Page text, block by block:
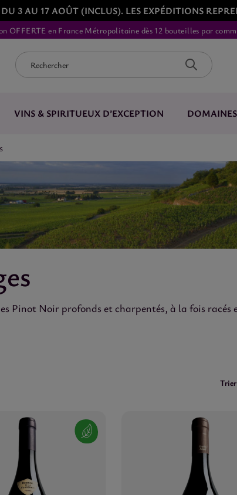
3 AU 17 AOÛT (INCLUS). LES EXPÉDITIONS
OFFERTE en France Métropolitaine dès 12 bouteilles par
VINS & SPIRITUEUX D’EXCEPTION DOMAINES
Pinot Noir profonds et charpentés, à la fois racés